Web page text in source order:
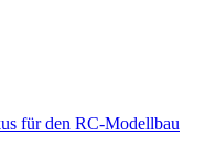
für den RC-Modellbau